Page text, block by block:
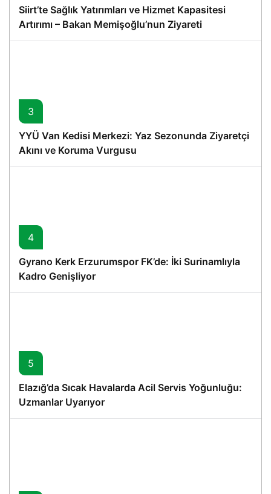
Siirt’te Sağlık Yatırımları ve Hizmet Kapasitesi
Artırımı – Bakan Memişoğlu’nun Ziyareti
3
YYÜ Van Kedisi Merkezi: Yaz Sezonunda Ziyaretçi
Akını ve Koruma Vurgusu
4
Gyrano Kerk Erzurumspor FK’de: İki Surinamlıyla
Kadro Genişliyor
5
Elazığ’da Sıcak Havalarda Acil Servis Yoğunluğu:
Uzmanlar Uyarıyor